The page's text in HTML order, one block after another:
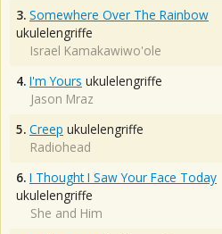
3. Somewhere Over The Rainbow
ukulelengriffe
Israel Kamakawiwo'ole
4. I'm Yours ukulelengriffe
Jason Mraz
5. Creep ukulelengriffe
Radiohead
6. I Thought I Saw Your Face Today
ukulelengriffe
She and Him